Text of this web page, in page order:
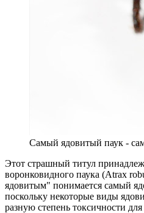
Самый ядовитый паук -
Этот страшный титул
воронковидного паука (Atrax
ядовитым" понимается самый
поскольку некоторые виды
разную степень токсичности